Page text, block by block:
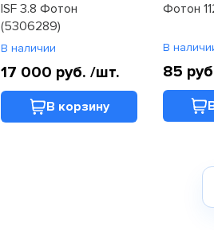
ISF 3.8 Фотон
(5306289)
В наличии
17 000 руб./шт.
В корзину
Фотон
В
85